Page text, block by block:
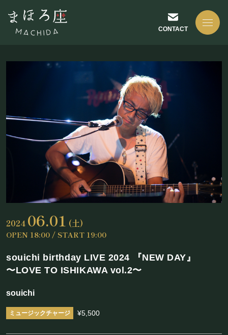
CONTACT
NEWS
ABOUT US
座長挨拶
SCHEDULE
2024 06.01 (土)
OPEN 18:00 / START 19:00
souichi birthday LIVE 2024 『NEW DAY』
〜LOVE TO ISHIKAWA vol.2〜
souichi
¥5,500